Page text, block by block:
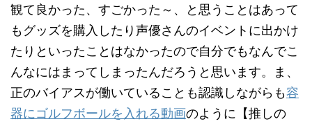
観て良かった、すごかった～、と思うことはあって
もグッズを購入したり声優さんのイベントに出かけ
たりといったことはなかったので自分でもなんでこ
んなにはまってしまったんだろうと思います。ま、
正のバイアスが働いていることも認識しながらも容
器にゴルフボールを入れる動画のように【推しの